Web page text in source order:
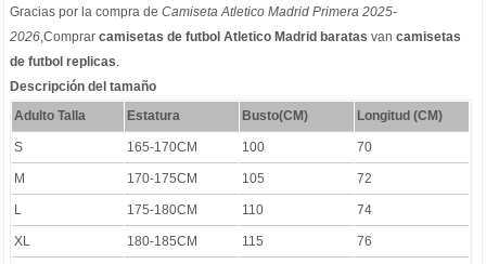
Gracias por la compra de Camiseta Atletico Madrid Primera 2025-
2026,Comprar camisetas de futbol Atletico Madrid baratas van camisetas
de futbol replicas.
Descripción del tamaño
Adulto Talla
Estatura Busto(CM) Longitud (CM)
S 165-170CM 100 70
M 170-175CM 105 72
L 175-180CM 110 74
XL 180-185CM 115 76